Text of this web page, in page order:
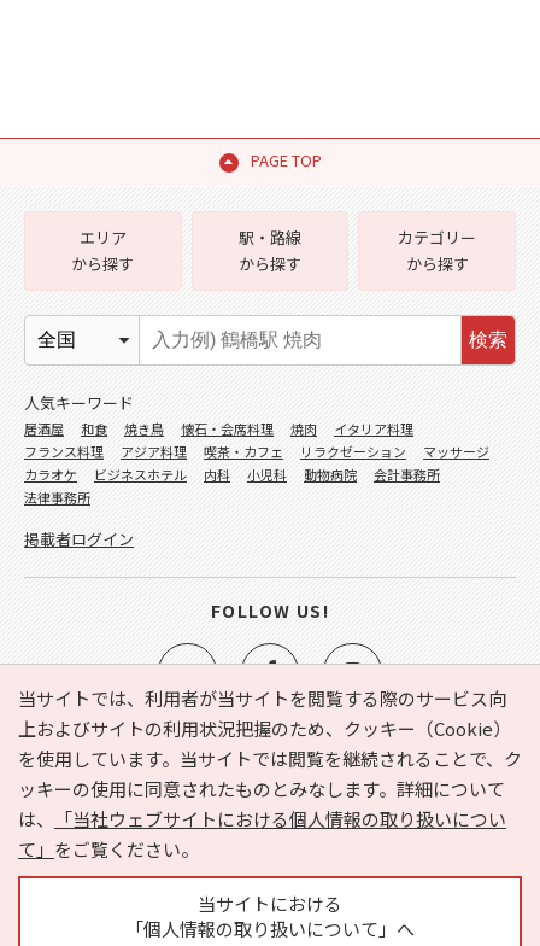
PAGE TOP
当サイトでは、利用者が当サイトを閲覧する際のサービス向
上およびサイトの利用状況把握のため、クッキー（Cookie）
を使用しています。当サイトでは閲覧を継続されることで、ク
ッキーの使用に同意されたものとみなします。詳細について
は、
「当社ウェブサイトにおける個人情報の取り扱いについ
て」 をご覧ください。
当サイトにおける
「個人情報の取り扱いについて」へ
e-NAVITA（イーナビタ）とは？ お気に入り
ヘルプ
利用規約
個人情報の取り扱いについて
運営会社
サイトマップ
広告掲載に関するお問い合わせ
エリア
から探す
駅・路線
から探す
カテゴリー
から探す
検索
人気キーワード
居酒屋 和食 焼き鳥 懐石・会席料理 焼肉
イタリア料理
フランス料理
アジア料理 喫茶・カフェ リラクゼーション
マッサージ
カラオケ
ビジネスホテル 内科 小児科 動物病院
会計事務所
法律事務所
掲載者ログイン
FOLLOW US!